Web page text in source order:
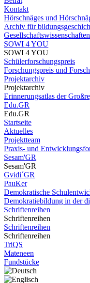
Kontakt
Hörschnäges und
Archiv für
SOWI 4 YOU
SOWI 4 YOU
Schülerforschungspreis
Forschungspreis und
Projektarchiv
Projektarchiv
Erinnerungsatlas der
Edu.GR
Edu.GR
Startseite
Aktuelles
Projektteam
Praxis- und
Sesam'GR
Sesam'GR
Gvidi´GR
PauKer
Demokratische
Demokratiebildung in der
Schriftenreihen
Schriftenreihen
Schriftenreihen
Schriftenreihen
TriQS
Mateneen
Fundstücke